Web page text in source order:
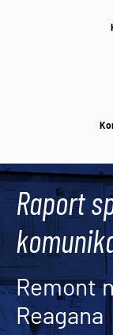
Raport
Remont
Reagana